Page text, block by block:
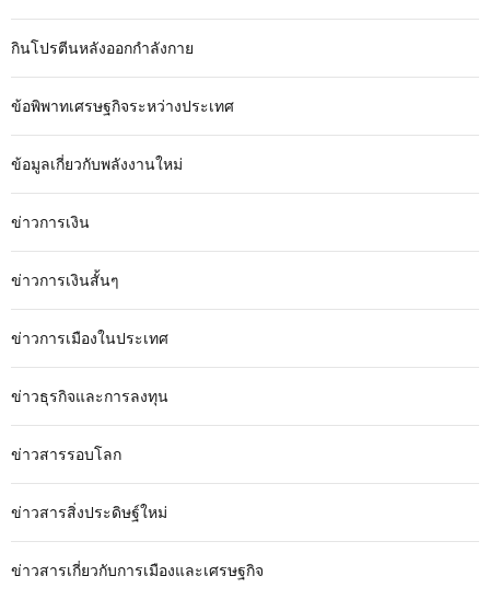
กินโปรตีนหลังออกกำลังกาย
ข้อพิพาทเศรษฐกิจระหว่างประเทศ
ข้อมูลเกี่ยวกับพลังงานใหม่
ข่าวการเงิน
ข่าวการเงินสั้นๆ
ข่าวการเมืองในประเทศ
ข่าวธุรกิจและการลงทุน
ข่าวสารรอบโลก
ข่าวสารสิ่งประดิษฐ์ใหม่
ข่าวสารเกี่ยวกับการเมืองและเศรษฐกิจ